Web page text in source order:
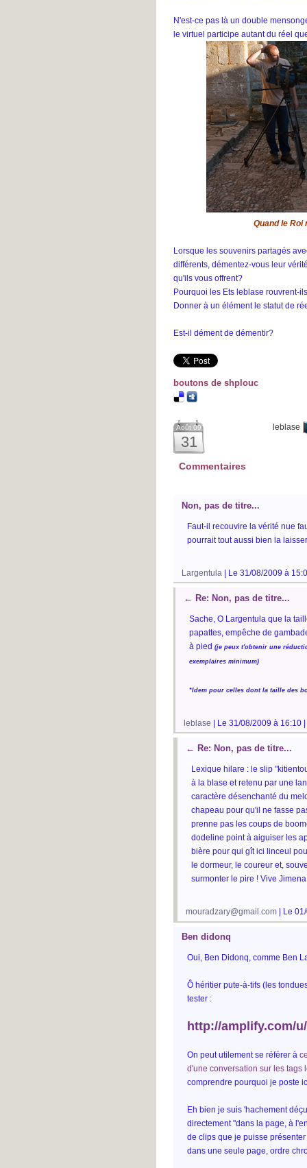
N'est-ce pas là un double
le virtuel participe autant du réel
Quand le Roi
Lorsque les souvenirs partagés
différents, démentez-vous leur
qu'ils vous offrent?
Pourquoi les Ets leblase rouvrent-
Donner à un élément le statut de
Est-il dément de démentir?
boutons de shplouc
Août 09
31
leblase
Commentaires
Non, pas de titre...
Faut-il recouvire la vérité nue
pourrait tout aussi bien la
Largentula | Le 31/08/2009 à
← Re: Non, pas de titre...
Sache, O Largentula que la
papattes, empêche de
à pied (je peux t'obtenir une
exemplaires minimum)
*Idem pour celles dont la taille des
leblase | Le 31/08/2009 à 16:10 |
← Re: Non, pas de titre...
Lexique hilare : le slip
à la blase et retenu par une
caractère désenchanté du
chapeau pour qu'il ne fasse
prenne pas les coups de
dodeline point à aiguiser les
bière pour qui gît ici linceul
le dormeur, le coureur et,
surmonter le pire ! Vive
mouradzary@gmail.com | Le
Ben didonq
Oui, Ben Didonq, comme Ben
Ô héritier pute-à-tifs (les
tester :
http://amplify.com/
On peut utilement se référer à
d'une conversation sur les
comprendre pourquoi je poste
Eh bien je suis 'hachement
directement "dans la page, à
de clips que je puisse
dans une seule page, ordre